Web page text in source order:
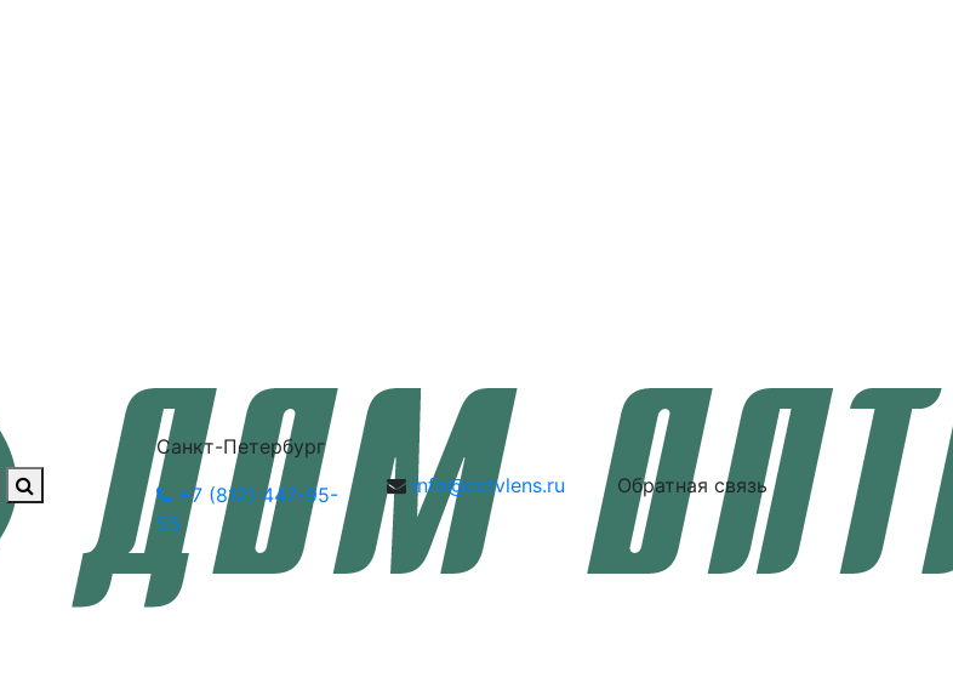
Санкт-Петербург
+7 (812) 447-95-
55
info@cctvlens.ru Обратная связь